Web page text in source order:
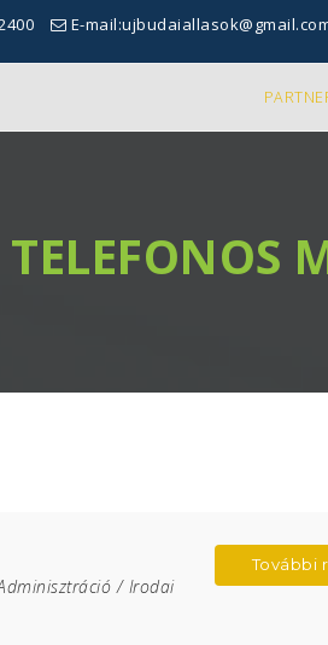
E-
TELEFONOS
/ Irodai
További